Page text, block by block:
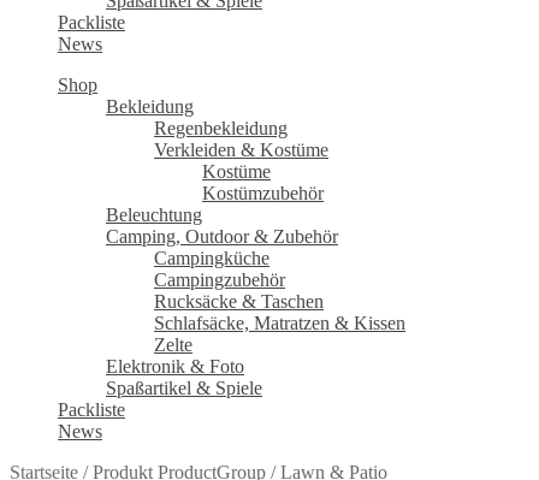
Packliste
News
Shop
Bekleidung
Regenbekleidung
Verkleiden & Kostüme
Kostüme
Kostümzubehör
Beleuchtung
Camping, Outdoor & Zubehör
Campingküche
Campingzubehör
Rucksäcke & Taschen
Schlafsäcke, Matratzen & Kissen
Zelte
Elektronik & Foto
Spaßartikel & Spiele
Packliste
News
Startseite /Produkt ProductGroup /Lawn & Patio